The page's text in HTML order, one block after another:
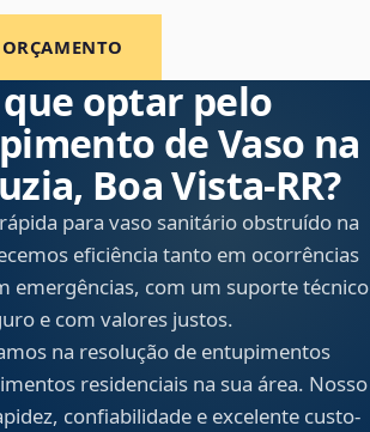
optar pelo
de Vaso na
Boa Vista‑RR?
para vaso sanitário obstruído na
eficiência tanto em ocorrências
emergências, com um suporte técnico
e com valores justos.
na resolução de entupimentos
residenciais na sua área. Nosso
confiabilidade e excelente custo-